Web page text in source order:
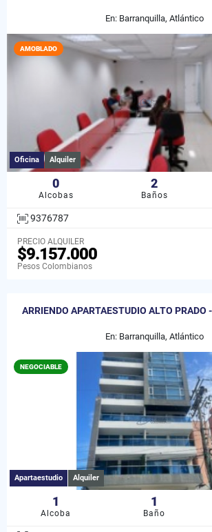
En: Barranquilla, Atlántico
AMOBLADO
Oficina Alquiler
0
Alcobas
2
Baños
9376787
PRECIO ALQUILER
$9.157.000
Pesos Colombianos
ARRIENDO APARTAESTUDIO ALTO PRADO
En: Barranquilla, Atlántico
NEGOCIABLE
Apartaestudio Alquiler
1
Alcoba
1
Baño